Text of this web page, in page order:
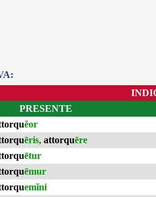
PRESENTE
ĕor
ēris, attorquēre
ētur
ēmur
emĭni